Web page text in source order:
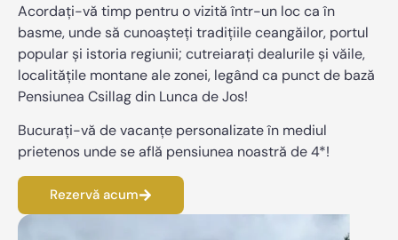
Acordați-vă timp pentru o vizită într-un loc ca în
basme, unde să cunoașteți tradițiile ceangăilor, portul
popular și istoria regiunii; cutreiarați dealurile și văile,
localitățile montane ale zonei, legând ca punct de bază
Pensiunea Csillag din Lunca de Jos!
Bucurați-vă de vacanțe personalizate în mediul
prietenos unde se află pensiunea noastră de 4*!
Rezervă acum